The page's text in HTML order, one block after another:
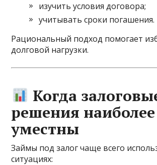
изучить условия договора;
учитывать сроки погашения.
Рациональный подход помогает
долговой нагрузки.
Когда
решения наиболее
уместны
Займы под залог чаще всего
ситуациях: